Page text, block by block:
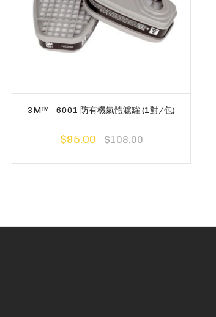
3M™ - 6001 防有機氣體濾罐 (1對/包)
$95.00 $108.00